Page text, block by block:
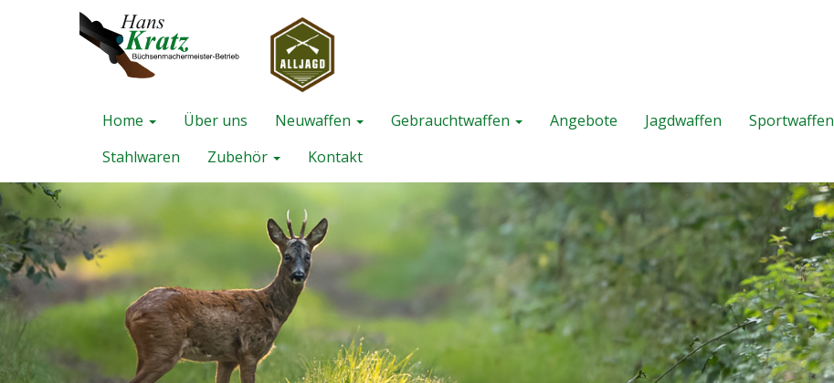
Home Über uns Neuwaffen Gebrauchtwaffen Angebote Jagdwaffen Sportwaffen
Stahlwaren
Zubehör Kontakt